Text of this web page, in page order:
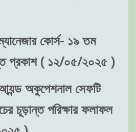
কোর্স- ১৯ তম
প্রকাশ ( ১২/০৫/২০২৫ )
অকুপেশনাল সেফটি
চূড়ান্ত পরিক্ষার ফলাফল
)